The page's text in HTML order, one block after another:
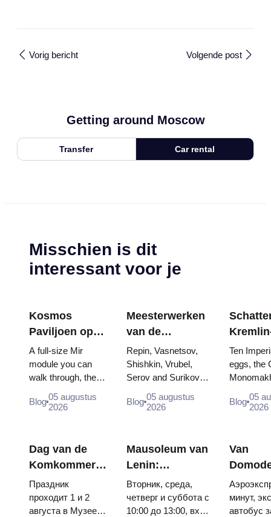
Vorig bericht Volgende post
Getting around Moscow
Transfer Car rental
Misschien is dit
interessant voor je
Kosmos
Paviljoen op
VDNKh:
Binnen de
Grootste
Ruimte-
tentoonstelling
A full-size Mir
module you can
walk through, the
model, scorched
flight...
Blog05 augustus
2026
Meesterwerken
van de
Tretjakovgalerij:
De schilderijen
waarvoor u uw
reis kunt
plannen
Repin, Vasnetsov,
Shishkin, Vrubel,
Serov and Surikov
stop people, where
Blog 05 augustus
2026
tronen
Ten
eggs, the
boy tsars
Blog 05
2026
Dag van de
Komkommer
in Soezdal
2026: kaartjes,
data en hoe je
Праздник
проходит 1 и 2
августа в Музее
Mausoleum van
Lenin:
openingstijden,
toegang en de
belangrijkste
Вторник, среда,
четверг и суббота с
10:00 до 13:00, вход
Van
naar het
минут,
автобус